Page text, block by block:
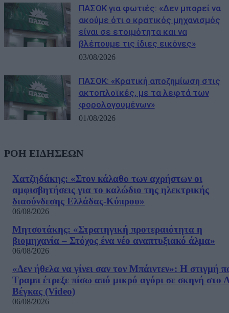
ΠΑΣΟΚ για φωτιές: «Δεν μπορεί να
ακούμε ότι ο κρατικός μηχανισμός
είναι σε ετοιμότητα και να
βλέπουμε τις ίδιες εικόνες»
03/08/2026
ΠΑΣΟΚ: «Κρατική αποζημίωση στις
ακτοπλοϊκές, με τα λεφτά των
φορολογουμένων»
01/08/2026
ΡΟΗ ΕΙΔΗΣΕΩΝ
Χατζηδάκης: «Στον κάλαθο των αχρήστων οι
αμφισβητήσεις για το καλώδιο της ηλεκτρικής
διασύνδεσης Ελλάδας-Κύπρου»
06/08/2026
Μητσοτάκης: «Στρατηγική προτεραιότητα η
βιομηχανία – Στόχος ένα νέο αναπτυξιακό άλμα»
06/08/2026
«Δεν ήθελα να γίνει σαν τον Μπάιντεν»: Η στιγμή
Τραμπ έτρεξε πίσω από μικρό αγόρι σε σκηνή στο
Βέγκας (Video)
06/08/2026